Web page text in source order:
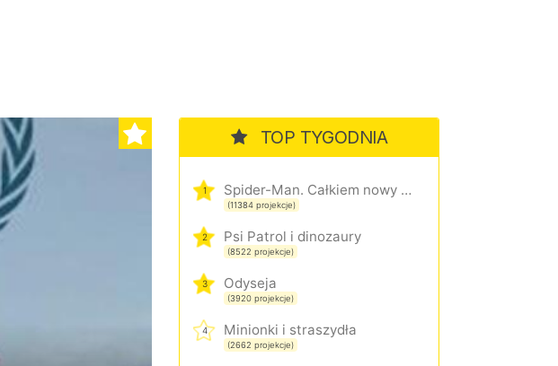
TOP TYGODNIA
1 Spider-Man. Całkiem nowy dzień
(11384 projekcje)
2 Psi Patrol i dinozaury
(8522 projekcje)
3 Odyseja
(3920 projekcje)
4 Minionki i straszydła
(2662 projekcje)